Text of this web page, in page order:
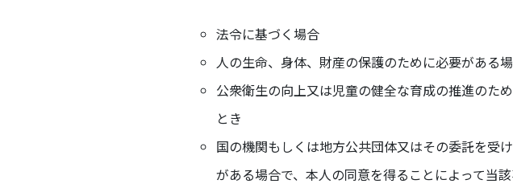
法令に基づく場合
人の生命、身体、財産の保護のために必要がある
公衆衛生の向上又は児童の健全な育成の推進のた
とき
国の機関もしくは地方公共団体又はその委託を受
がある場合で、本人の同意を得ることによって当